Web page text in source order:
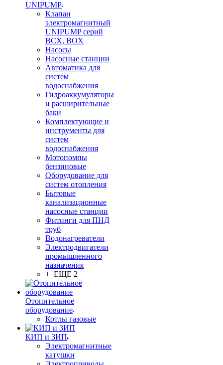
UNIPUMP
Клапан
электромагнитный
UNIPUMP серий
BCX, BOX
Насосы
Насосные станции
Автоматика для
систем
водоснабжения
Гидроаккумуляторы
и расширительные
баки
Комплектующие и
инструменты для
систем
водоснабжения
Мотопомпы
бензиновые
Оборудование для
систем отопления
Бытовые
канализационные
насосные станции
Фитинги для ПНД
труб
Водонагреватели
Электродвигатели
промышленного
назначения
+ ЕЩЕ 2
Отопительное
оборудование
Котлы газовые
КИП и ЗИП
Электромагнитные
катушки